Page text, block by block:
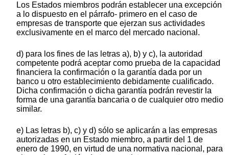
Los Estados miembros podrán establecer una excepción
a lo dispuesto en el párrafo- primero en el caso de
empresas de transporte que ejerzan sus actividades
exclusivamente en el marco del mercado nacional.
d) para los fines de las letras a), b) y c), la autoridad
competente podrá aceptar como prueba de la capacidad
financiera la confirmación o la garantía dada por un
banco u otro establecimiento debidamente cualificado.
Dicha confirmación o dicha garantía podrán revestir la
forma de una garantía bancaria o de cualquier otro medio
similar.
e) Las letras b), c) y d) sólo se aplicarán a las empresas
autorizadas en un Estado miembro, a partir del 1 de
enero de 1990, en virtud de una normativa nacional, para